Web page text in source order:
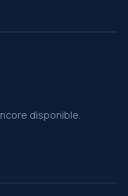
disponible.